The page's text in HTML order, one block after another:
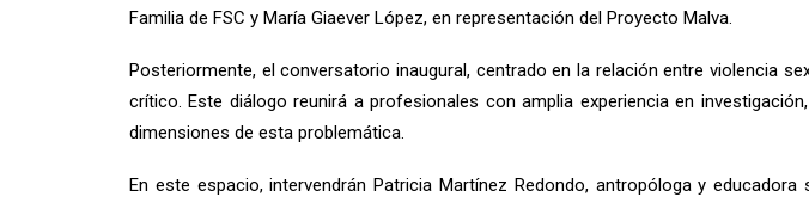
Familia de FSC y María Giaever López, en representación del Proyecto Malva.
Posteriormente, el conversatorio inaugural, centrado en la relación entre violencia
crítico. Este diálogo reunirá a profesionales con amplia experiencia en
dimensiones de esta problemática.
En este espacio, intervendrán Patricia Martínez Redondo, antropóloga y